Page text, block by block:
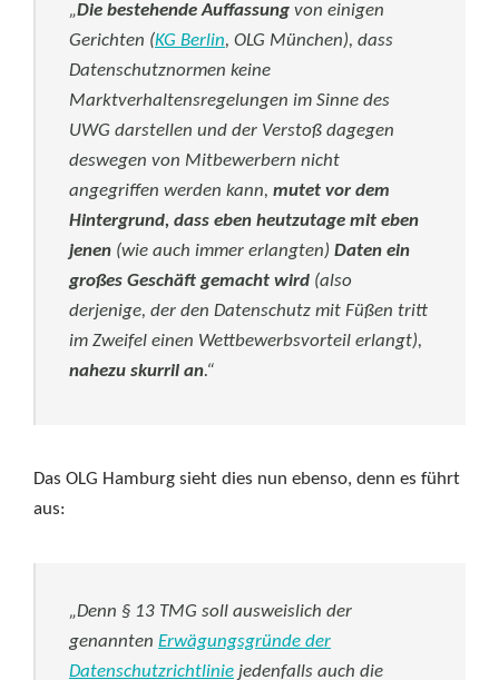
„Die bestehende Auffassung von einigen
Gerichten (KG Berlin, OLG München), dass
Datenschutznormen keine
Marktverhaltensregelungen im Sinne des
UWG darstellen und der Verstoß dagegen
deswegen von Mitbewerbern nicht
angegriffen werden kann, mutet vor dem
Hintergrund, dass eben heutzutage mit eben
jenen (wie auch immer erlangten) Daten ein
großes Geschäft gemacht wird (also
derjenige, der den Datenschutz mit Füßen tritt
im Zweifel einen Wettbewerbsvorteil erlangt),
nahezu skurril an.“
Das OLG Hamburg sieht dies nun ebenso, denn es führt
aus:
„Denn § 13 TMG soll ausweislich der
genannten Erwägungsgründe der
Datenschutzrichtlinie jedenfalls auch die